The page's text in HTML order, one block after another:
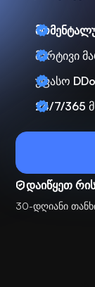
მარტივი
უფასო
24/7/365
დაიწყეთ
30-დღიანი